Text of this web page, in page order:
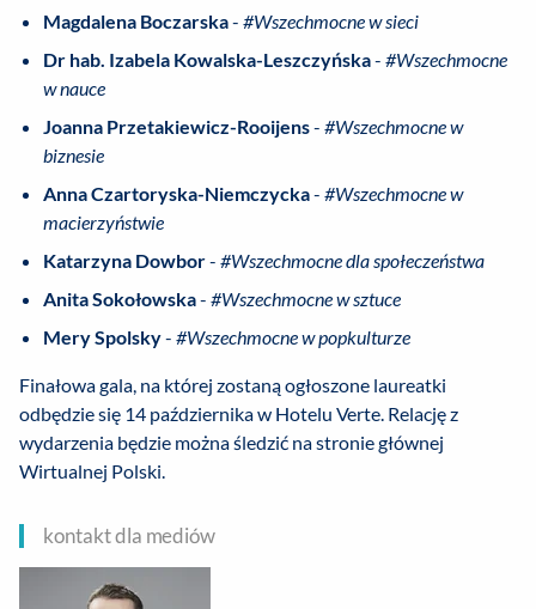
Magdalena Boczarska- #Wszechmocne w sieci
Dr hab. Izabela Kowalska-Leszczyńska- #Wszechmocne
w nauce
Joanna Przetakiewicz-Rooijens- #Wszechmocne w
biznesie
Anna Czartoryska-Niemczycka- #Wszechmocne w
macierzyństwie
Katarzyna Dowbor- #Wszechmocne dla społeczeństwa
Anita Sokołowska- #Wszechmocne w sztuce
Mery Spolsky- #Wszechmocne w popkulturze
Finałowa gala, na której zostaną ogłoszone laureatki
odbędzie się 14 października w Hotelu Verte. Relację z
wydarzenia będzie można śledzić na stronie głównej
Wirtualnej Polski.
kontakt dla mediów